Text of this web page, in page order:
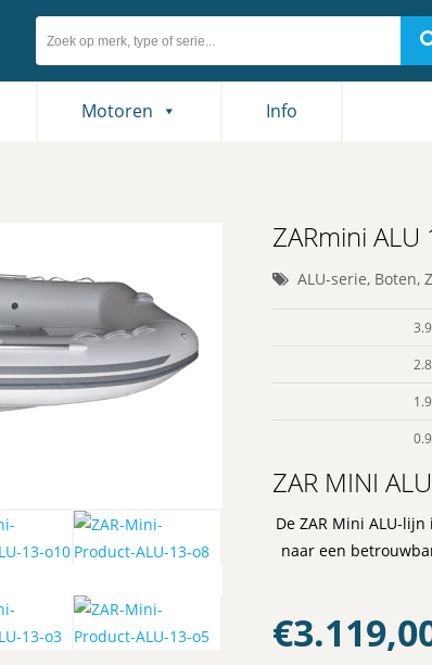
Motoren Info
ZARmini
ALU-serie, Boten,
ZAR MINI
De ZAR Mini ALU-
naar een
€